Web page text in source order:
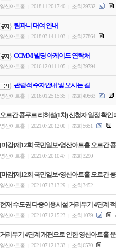
영산아트홀 2018.11.20 17:40 조회 29732
팀파니 대여 안내
영산아트홀 2018.03.14 11:03 조회 27864
CCMM 빌딩 아케이드 연락처
영산아트홀 2016.12.01 11:05 조회 39794
관람객 주차안내 및 오시는 길
영산아트홀 2016.01.25 15:35 조회 49563
오르간 콩쿠르 리허설(1차) 신청자 일정 확인
영산아트홀 2021.07.20 12:00 조회 5651
[마감]제12회 국민일보⦁영산아트홀 오르간
영산아트홀 2021.07.20 10:47 조회 3290
[마감]제12회 국민일보⦁영산아트홀 오르간
영산아트홀 2021.07.13 13:29 조회 3452
현재 수도권 다중이용시설 거리두기 4단계
영산아트홀 2021.07.12 15:23 조회 1079
거리두기 4단계 개편으로 인한 영산아트홀
영산아트홀 2021.07.12 13:33 조회 6570